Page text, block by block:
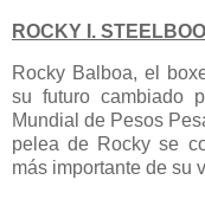
ROCKY I.
Rocky Balboa, el
su futuro cambiado
Mundial de Pesos
pelea de Rocky se
más importante de su